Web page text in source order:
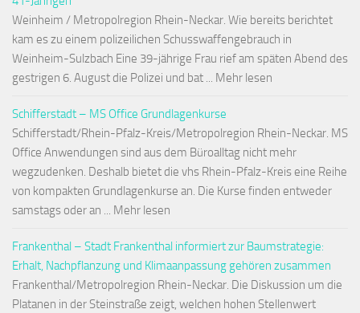
Weinheim / Metropolregion Rhein-Neckar. Wie bereits berichtet
kam es zu einem polizeilichen Schusswaffengebrauch in
Weinheim-Sulzbach Eine 39-jährige Frau rief am späten Abend des
gestrigen 6. August die Polizei und bat ... Mehr lesen
Schifferstadt – MS Office Grundlagenkurse
Schifferstadt/Rhein-Pfalz-Kreis/Metropolregion Rhein-Neckar. MS
Office Anwendungen sind aus dem Büroalltag nicht mehr
wegzudenken. Deshalb bietet die vhs Rhein-Pfalz-Kreis eine Reihe
von kompakten Grundlagenkurse an. Die Kurse finden entweder
samstags oder an ... Mehr lesen
Frankenthal – Stadt Frankenthal informiert zur Baumstrategie:
Erhalt, Nachpflanzung und Klimaanpassung gehören zusammen
Frankenthal/Metropolregion Rhein-Neckar. Die Diskussion um die
Platanen in der Steinstraße zeigt, welchen hohen Stellenwert